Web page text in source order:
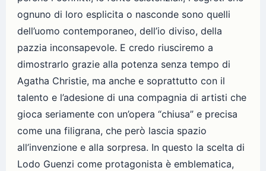
ognuno di loro esplicita o nasconde sono quelli
dell’uomo contemporaneo, dell’io diviso, della
pazzia inconsapevole. E credo riusciremo a
dimostrarlo grazie alla potenza senza tempo di
Agatha Christie, ma anche e soprattutto con il
talento e l’adesione di una compagnia di artisti che
gioca seriamente con un’opera “chiusa” e precisa
come una filigrana, che però lascia spazio
all’invenzione e alla sorpresa. In questo la scelta di
Lodo Guenzi come protagonista è emblematica,